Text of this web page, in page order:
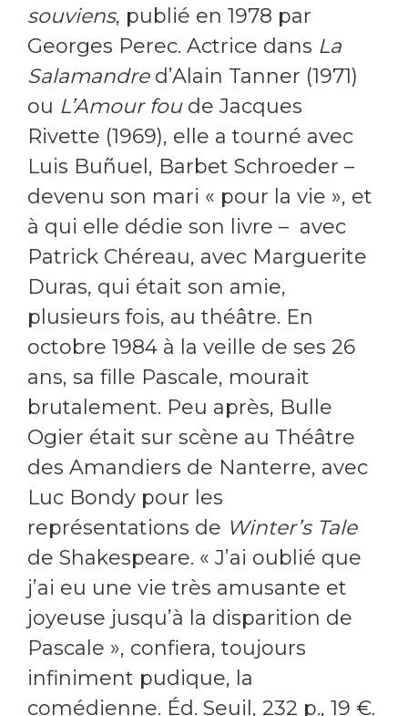
souviens, publié en 1978 par
Georges Perec. Actrice dans La
Salamandred’Alain Tanner (1971)
ou L’Amour foude Jacques
Rivette (1969), elle a tourné avec
Luis Buñuel, Barbet Schroeder –
devenu son mari « pour la vie », et
à qui elle dédie son livre – avec
Patrick Chéreau, avec Marguerite
Duras, qui était son amie,
plusieurs fois, au théâtre. En
octobre 1984 à la veille de ses 26
ans, sa fille Pascale, mourait
brutalement. Peu après, Bulle
Ogier était sur scène au Théâtre
des Amandiers de Nanterre, avec
Luc Bondy pour les
représentations de Winter’s Tale
de Shakespeare. « J’ai oublié que
j’ai eu une vie très amusante et
joyeuse jusqu’à la disparition de
Pascale », confiera, toujours
infiniment pudique, la
comédienne. Éd. Seuil, 232 p., 19 €.